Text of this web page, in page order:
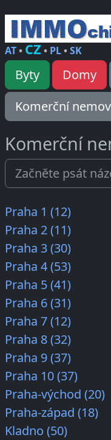
AT• CZ • PL•SK
Byty Domy
Komerční
Komerční
Praha 1 (12)
Praha 2 (11)
Praha 3 (30)
Praha 4 (53)
Praha 5 (41)
Praha 6 (31)
Praha 7 (12)
Praha 8 (32)
Praha 9 (37)
Praha 10 (37)
Praha-východ (20)
Praha-západ (18)
Kladno (50)